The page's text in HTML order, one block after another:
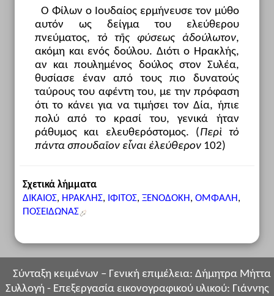
Ο Φίλων ο Ιουδαίος ερμήνευσε τον μύθο
αυτόν ως δείγμα του ελεύθερου
πνεύματος, τὸ τῆς φύσεως ἀδούλωτον,
ακόμη και ενός δούλου. Διότι ο Ηρακλής,
αν και πουλημένος δούλος στον Συλέα,
θυσίασε έναν από τους πιο δυνατούς
ταύρους του αφέντη του, με την πρόφαση
ότι το κάνει για να τιμήσει τον Δία, ήπιε
πολύ από το κρασί του, γενικά ήταν
ράθυμος και ελευθερόστομος. (Περὶ τὸ
πάντα σπουδαῖον εἶναι ἐλεύθερον 102)
Σχετικά λήμματα
ΔΙΚΑΙΟΣ, ΗΡΑΚΛΗΣ, ΙΦΙΤΟΣ, ΞΕΝΟΔΟΚΗ , ΟΜΦΑΛΗ ,
ΠΟΣΕΙΔΩΝΑΣ
Σύνταξη κειμένων – Γενική επιμέλεια: Δήμητρα Μήττα
Συλλογή - Επεξεργασία εικονογραφικού υλικού: Γιάννης